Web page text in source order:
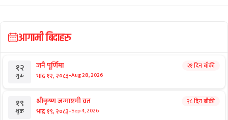
आगामी बिदाहरु
१२
शुक्र
जनै पूर्णिमा
भाद्र १२, २०८३-Aug 28, 2026
२१ दिन बाँकी
१९
शुक्र
श्रीकृष्ण जन्माष्टमी व्रत
भाद्र १९, २०८३-Sep 4, 2026
२८ दिन बाँकी